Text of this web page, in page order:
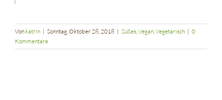
Von katrin | Sonntag, Oktober 28, 2018 | Süßes,Vegan,Vegetarisch | 0
Kommentare